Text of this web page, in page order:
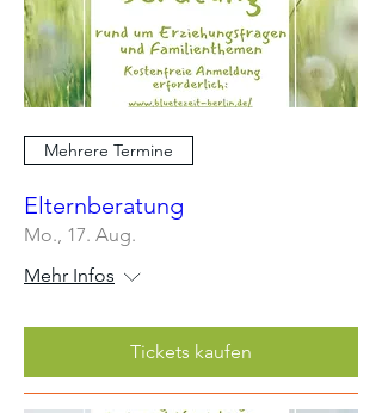
Mehrere Termine
Elternberatung
Mo., 17. Aug.
Mehr Infos
Tickets kaufen